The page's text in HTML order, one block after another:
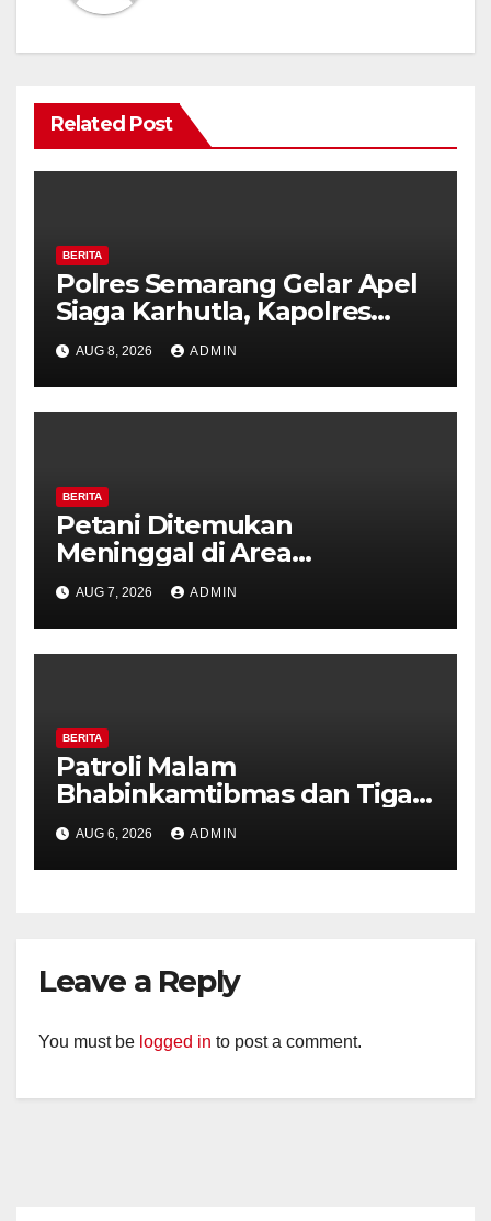
Related Post
BERITA
Polres Semarang Gelar Apel
Siaga Karhutla, Kapolres
Tekankan Sinergi dan
Kesiapsiagaan Hadapi Musim
Kemarau.
AUG 8, 2026 ADMIN
BERITA
Petani Ditemukan
Meninggal di Area
Persawahan Kalibeji, Polisi
Pastikan Tidak Ada Tanda
Kekerasan
AUG 7, 2026 ADMIN
BERITA
Patroli Malam
Bhabinkamtibmas dan Tiga
Pilar Kelurahan Ungaran
Perkuat Kamtibmas, Warga
Diajak Aktifkan Ronda
AUG 6, 2026 ADMIN
Leave a Reply
You must be logged in to post a comment.